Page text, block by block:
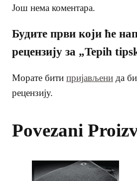
Још нема коментара.
Будите први који ће
рецензију за „Tepih
Морате бити пријављени да
рецензију.
Povezani